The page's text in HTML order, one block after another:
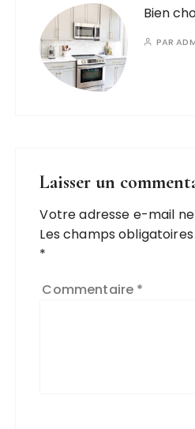
Bien
PAR
Laisser un
Votre adresse e-mail
Les champs
*
Commentaire *